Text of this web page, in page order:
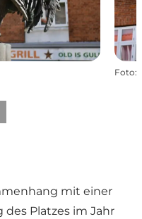
Foto:
mit einer
Platzes im Jahr